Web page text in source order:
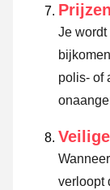
Je
polis- of
verloopt